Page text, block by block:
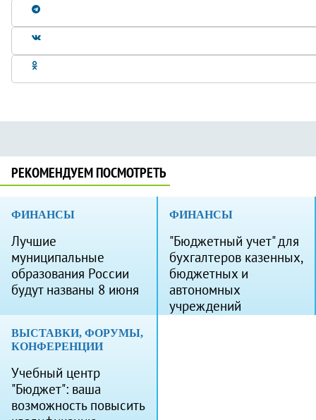
РЕКОМЕНДУЕМ ПОСМОТРЕТЬ
ФИНАНСЫ
Лучшие
муниципальные
образования России
будут названы 8 июня
ФИНАНСЫ
"Бюджетный учет" для
бухгалтеров казенных,
бюджетных и
автономных
учреждений
ВЫСТАВКИ, ФОРУМЫ,
КОНФЕРЕНЦИИ
Учебный центр
"Бюджет": ваша
возможность повысить